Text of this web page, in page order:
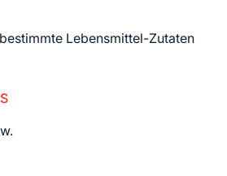
Lebensmittel-Zutaten